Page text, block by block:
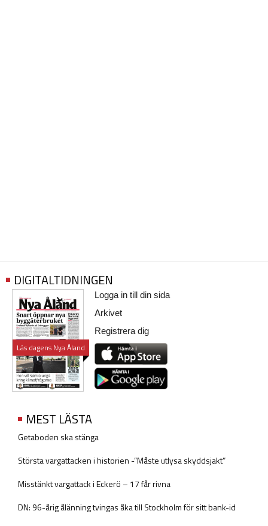
DIGITALTIDNINGEN
Läs dagens Nya Åland
Logga in till din sida
Arkivet
Registrera dig
MEST LÄSTA
Getaboden ska stänga
Största vargattacken i historien -”Måste utlysa skyddsjakt”
Misstänkt vargattack i Eckerö – 17 får rivna
DN: 96-årig ålänning tvingas åka till Stockholm för sitt bank-id